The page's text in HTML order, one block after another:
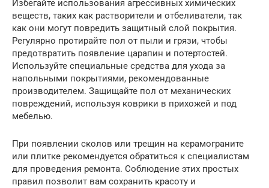
Избегайте использования агрессивных химических
веществ, таких как растворители и отбеливатели, так
как они могут повредить защитный слой покрытия.
Регулярно протирайте пол от пыли и грязи, чтобы
предотвратить появление царапин и потертостей.
Используйте специальные средства для ухода за
напольными покрытиями, рекомендованные
производителем. Защищайте пол от механических
повреждений, используя коврики в прихожей и под
мебелью.
При появлении сколов или трещин на керамограните
или плитке рекомендуется обратиться к специалистам
для проведения ремонта. Соблюдение этих простых
правил позволит вам сохранить красоту и